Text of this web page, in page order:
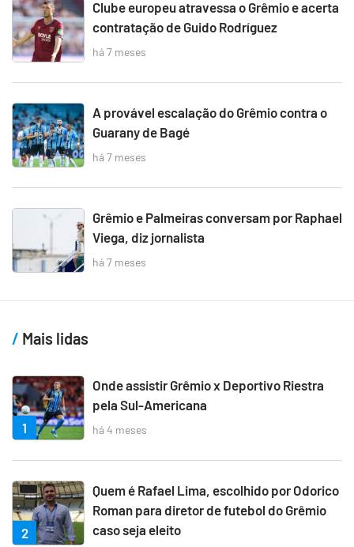
Clube europeu atravessa o Grêmio e acerta
contratação de Guido Rodríguez
há 7 meses
A provável escalação do Grêmio contra o
Guarany de Bagé
há 7 meses
Grêmio e Palmeiras conversam por Raphael
Viega, diz jornalista
há 7 meses
Mais lidas
1
Onde assistir Grêmio x Deportivo Riestra
pela Sul-Americana
há 4 meses
2
Quem é Rafael Lima, escolhido por Odorico
Roman para diretor de futebol do Grêmio
caso seja eleito